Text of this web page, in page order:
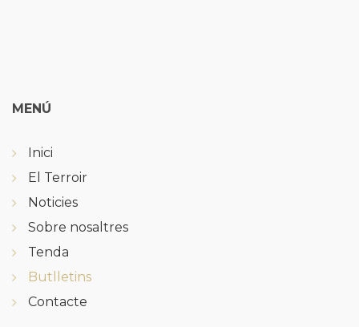
MENÚ
Inici
El Terroir
Noticies
Sobre nosaltres
Tenda
Butlletins
Contacte